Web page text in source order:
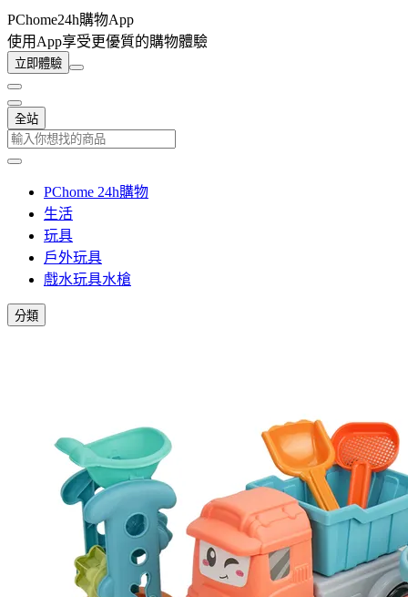
PChome24h購物App
使用App享受更優質的購物體驗
立即體驗
全站
PChome 24h購物
生活
玩具
戶外玩具
戲水玩具水槍
分類